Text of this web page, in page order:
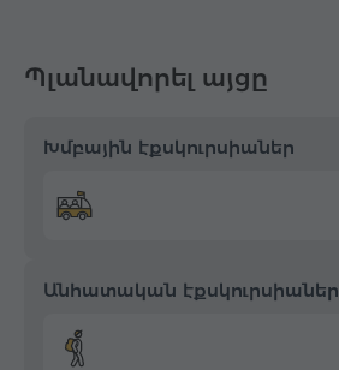
Պլանավորել այցը
Խմբային էքսկուրսիաներ
Անհատական էքսկուրսիաներ